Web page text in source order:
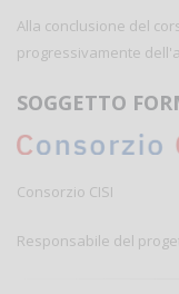
Alla conclusione del
progressivamente
SOGGETTO
Consorzio CISI
Responsabile del